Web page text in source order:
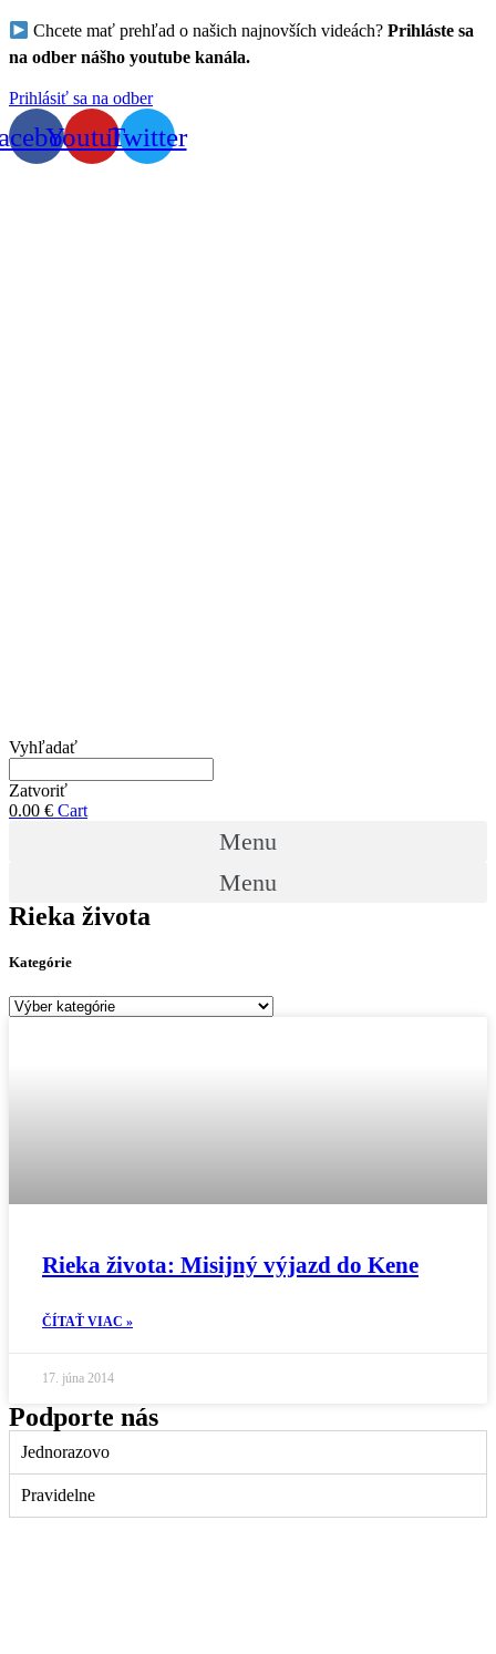
Chcete mať prehľad o našich najnovších videách? Prihláste sa
na odber nášho youtube kanála.
Prihlásiť sa na odber
YoutubeTwitter
Vyhľadať
Zatvoriť
0.00 € Cart
Menu
Menu
Rieka života
Kategórie
Kategórie
Rieka života: Misijný výjazd do Kene
ČÍTAŤ VIAC »
17. júna 2014
Podporte nás
Jednorazovo
Pravidelne